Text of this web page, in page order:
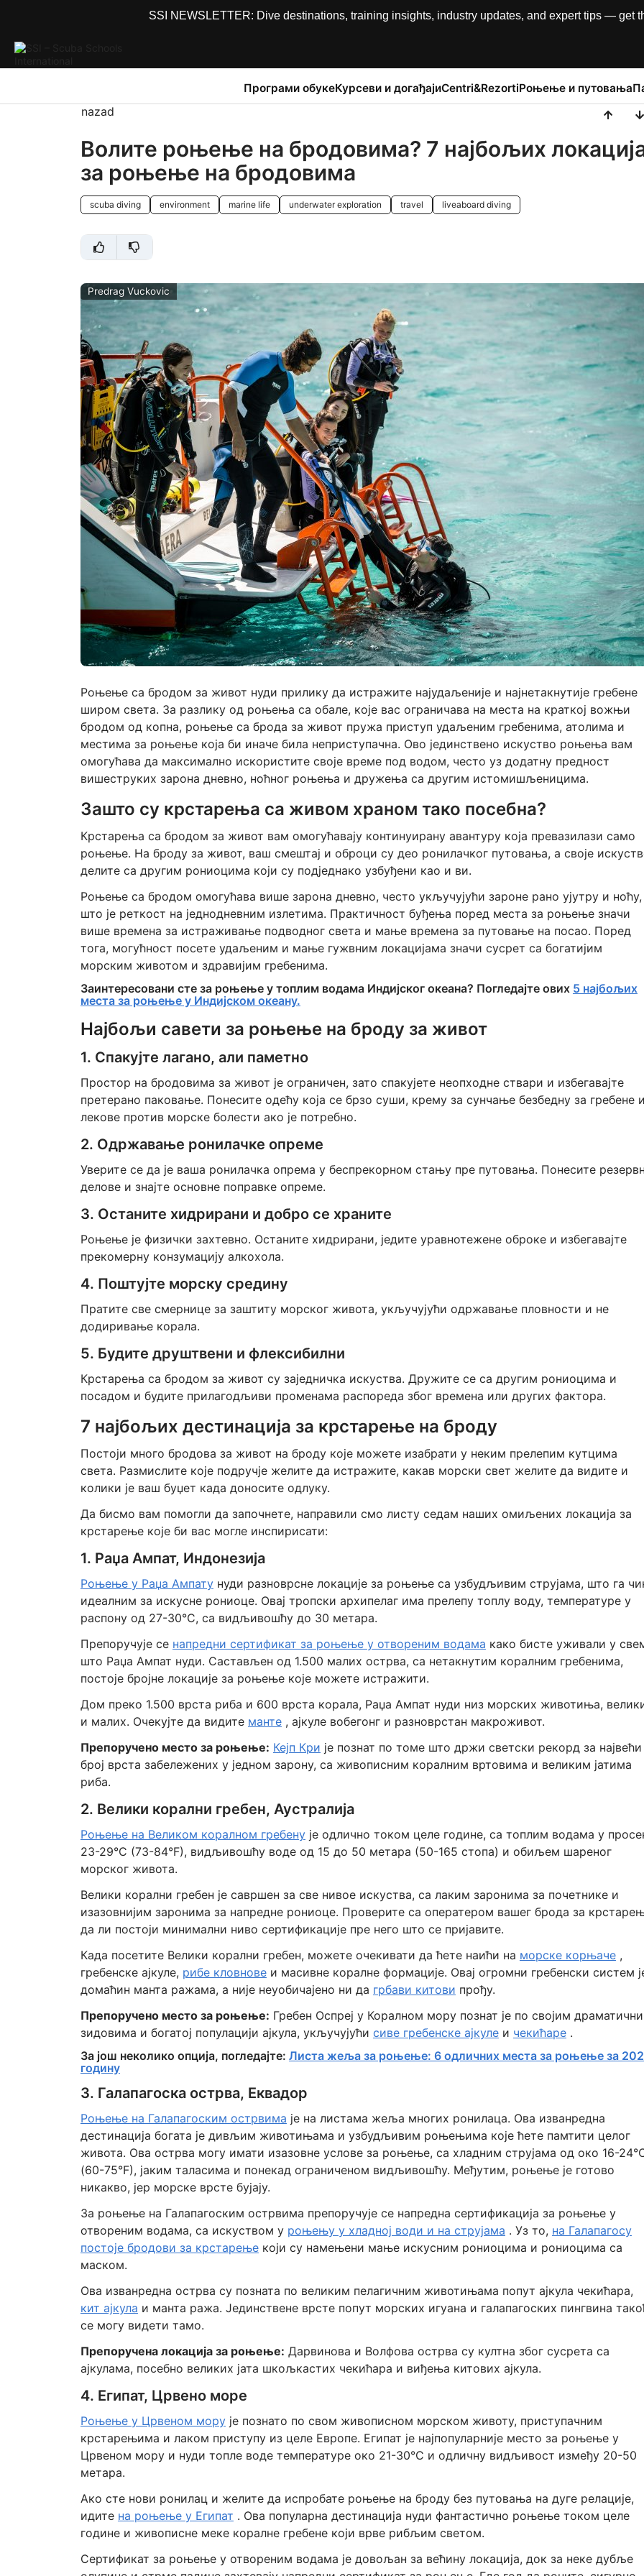
SSI NEWSLETTER: Dive destinations, training insights, industry updates, and expert tips — get
Програми обукеКурсеви и догађајиCentri&RezortiРоњење и путовања
nazad
Волите роњење на бродовима? 7 најбољих
за роњење на бродовима
scuba diving environment marine life underwater exploration travel liveaboard diving
Predrag Vuckovic
Роњење са бродом за живот нуди прилику да истражите најудаљеније и најнетакнутије гребене
широм света. За разлику од роњења са обале, које вас ограничава на места на краткој вожњи
бродом од копна, роњење са брода за живот пружа приступ удаљеним гребенима, атолима и
местима за роњење која би иначе била неприступачна. Ово јединствено искуство роњења вам
омогућава да максимално искористите своје време под водом, често уз додатну предност
вишеструких зарона дневно, ноћног роњења и дружења са другим истомишљеницима.
Зашто су крстарења са живом храном тако посебна?
Крстарења са бродом за живот вам омогућавају континуирану авантуру која превазилази само
роњење. На броду за живот, ваш смештај и оброци су део ронилачког путовања, а своје
делите са другим рониоцима који су подједнако узбуђени као и ви.
Роњење са бродом омогућава више зарона дневно, често укључујући зароне рано ујутру и ноћу,
што је реткост на једнодневним излетима. Практичност буђења поред места за роњење значи
више времена за истраживање подводног света и мање времена за путовање на посао. Поред
тога, могућност посете удаљеним и мање гужвним локацијама значи сусрет са богатијим
морским животом и здравијим гребенима.
Заинтересовани сте за роњење у топлим водама Индијског океана? Погледајте ових 5 најбољих
места за роњење у Индијском океану.
Најбољи савети за роњење на броду за живот
1. Спакујте лагано, али паметно
Простор на бродовима за живот је ограничен, зато спакујете неопходне ствари и избегавајте
претерано паковање. Понесите одећу која се брзо суши, крему за сунчање безбедну за гребене
лекове против морске болести ако је потребно.
2. Одржавање ронилачке опреме
Уверите се да је ваша ронилачка опрема у беспрекорном стању пре путовања. Понесите
делове и знајте основне поправке опреме.
3. Останите хидрирани и добро се храните
Роњење је физички захтевно. Останите хидрирани, једите уравнотежене оброке и избегавајте
прекомерну конзумацију алкохола.
4. Поштујте морску средину
Пратите све смернице за заштиту морског живота, укључујући одржавање пловности и не
додиривање корала.
5. Будите друштвени и флексибилни
Крстарења са бродом за живот су заједничка искуства. Дружите се са другим рониоцима и
посадом и будите прилагодљиви променама распореда због времена или других фактора.
7 најбољих дестинација за крстарење на броду
Постоји много бродова за живот на броду које можете изабрати у неким прелепим кутцима
света. Размислите које подручје желите да истражите, какав морски свет желите да видите и
колики је ваш буџет када доносите одлуку.
Да бисмо вам помогли да започнете, направили смо листу седам наших омиљених локација за
крстарење које би вас могле инспирисати:
1. Раџа Ампат, Индонезија
Роњење у Раџа Ампатунуди разноврсне локације за роњење са узбудљивим струјама, што га
идеалним за искусне рониоце. Овај тропски архипелаг има прелепу топлу воду, температуре у
распону од 27-30°C, са видљивошћу до 30 метара.
Препоручује се напредни сертификат за роњење у отвореним водама како бисте уживали у
што Раџа Ампат нуди. Састављен од 1.500 малих острва, са нетакнутим коралним гребенима,
постоје бројне локације за роњење које можете истражити.
Дом преко 1.500 врста риба и 600 врста корала, Раџа Ампат нуди низ морских животиња,
и малих. Очекујте да видите манте, ајкуле вобегонг и разноврстан макроживот.
Препоручено место за роњење: Кејп Кри је познат по томе што држи светски рекорд за највећи
број врста забележених у једном зарону, са живописним коралним вртовима и великим јатима
риба.
2. Велики корални гребен, Аустралија
Роњење на Великом коралном гребенује одлично током целе године, са топлим водама у
23-29°C (73-84°F), видљивошћу воде од 15 до 50 метара (50-165 стопа) и обиљем шареног
морског живота.
Велики корални гребен је савршен за све нивое искуства, са лаким заронима за почетнике и
изазовнијим заронима за напредне рониоце. Проверите са оператером вашег брода за
да ли постоји минимални ниво сертификације пре него што се пријавите.
Када посетите Велики корални гребен, можете очекивати да ћете наићи на морске корњаче,
гребенске ајкуле, рибе кловновеи масивне коралне формације. Овај огромни гребенски систем
домаћин манта ражама, а није неуобичајено ни да грбави китови прођу.
Препоручено место за роњење: Гребен Оспреј у Коралном мору познат је по својим
зидовима и богатој популацији ајкула, укључујући сиве гребенске ајкулеи чекићаре.
За још неколико опција, погледајте: Листа жеља за роњење: 6 одличних места за роњење за
годину
3. Галапагоска острва, Еквадор
Роњење на Галапагоским острвима је на листама жеља многих ронилаца. Ова изванредна
дестинација богата је дивљим животињама и узбудљивим роњењима које ћете памтити целог
живота. Ова острва могу имати изазовне услове за роњење, са хладним струјама од око 16-
(60-75°F), јаким таласима и понекад ограниченом видљивошћу. Међутим, роњење је готово
никакво, јер морске врсте бујају.
За роњење на Галапагоским острвима препоручује се напредна сертификација за роњење у
отвореним водама, са искуством у роњењу у хладној води и на струјама . Уз то, на Галапагосу
постоје бродови за крстарењекоји су намењени мање искусним рониоцима и рониоцима са
маском.
Ова изванредна острва су позната по великим пелагичним животињама попут ајкула чекићара,
кит ајкула и манта ража. Јединствене врсте попут морских игуана и галапагоских пингвина
се могу видети тамо.
Препоручена локација за роњење: Дарвинова и Волфова острва су култна због сусрета са
ајкулама, посебно великих јата шкољкастих чекићара и виђења китових ајкула.
4. Египат, Црвено море
Роњење у Црвеном морује познато по свом живописном морском животу, приступачним
крстарењима и лаком приступу из целе Европе. Египат је најпопуларније место за роњење у
Црвеном мору и нуди топле воде температуре око 21-30°C и одличну видљивост између 20-50
метара.
Ако сте нови ронилац и желите да испробате роњење на броду без путовања на дуге релације,
идите на роњење у Египат . Ова популарна дестинација нуди фантастично роњење током целе
године и живописне меке коралне гребене који врве рибљим светом.
Сертификат за роњење у отвореним водама је довољан за већину локација, док за неке дубље